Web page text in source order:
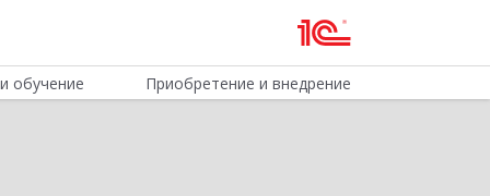
обучение Приобретение и внедрение